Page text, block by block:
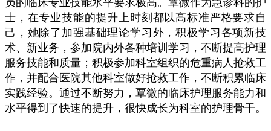
士，在专业技能的提升上时刻都以高标准严格要求自
己，她除了加强基础理论学习外，积极学习各项新技
术、新业务，参加院内外各种培训学习，不断提高护理
服务技能和质量；积极参加科室组织的危重病人抢救工
作，并配合医院其他科室做好抢救工作，不断积累临床
实践经验。通过不断努力，覃微的临床护理服务能力和
水平得到了快速的提升，很快成长为科室的护理骨干。